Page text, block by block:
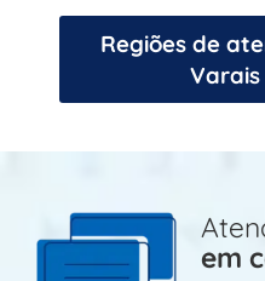
Regiões de
Varais
em